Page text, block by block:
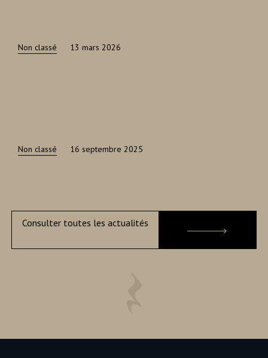
Non classé 13 mars 2026
Non classé 16 septembre 2025
Consulter toutes les actualités